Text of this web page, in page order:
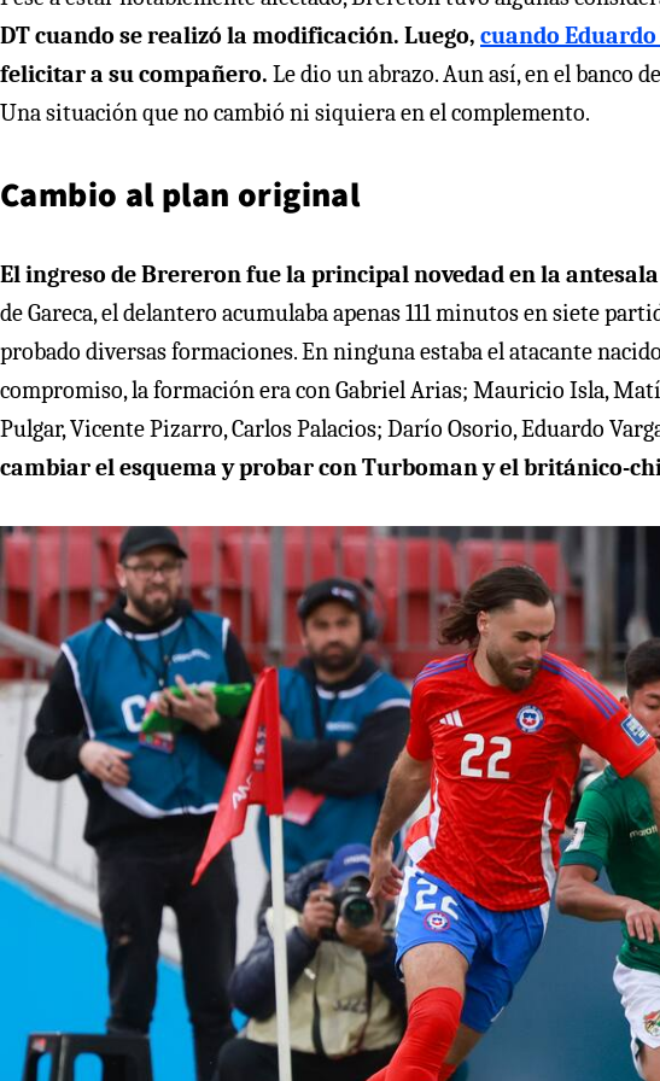
DT cuando se realizó la modificación. Luego, cuando
felicitar a su compañero. Le dio un abrazo. Aun así, en el banco
Una situación que no cambió ni siquiera en el complemento.
Cambio al plan original
El ingreso de Brereron fue la principal novedad en la
de Gareca, el delantero acumulaba apenas 111 minutos en siete
probado diversas formaciones. En ninguna estaba el atacante
compromiso, la formación era con Gabriel Arias; Mauricio Isla,
Pulgar, Vicente Pizarro, Carlos Palacios; Darío Osorio, Eduardo
cambiar el esquema y probar con Turboman y el británico-